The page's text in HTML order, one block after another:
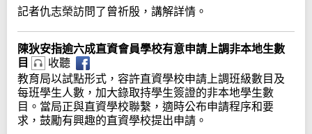
記者仇志榮訪問了曾祈殷，講解詳情。
陳狄安指逾六成直資會員學校有意申請上調非本地生數
目
收聽
教育局以試點形式，容許直資學校申請上調班級數目及
每班學生人數，加大錄取持學生簽證的非本地學生數
目。當局正與直資學校聯繫，適時公布申請程序和要
求，鼓勵有興趣的直資學校提出申請。